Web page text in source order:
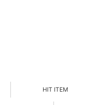
HIT ITEM